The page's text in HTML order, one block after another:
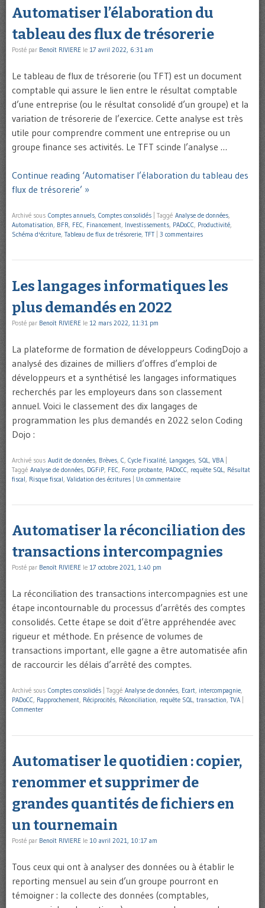
Automatiser l’élaboration du
tableau des flux de trésorerie
Posté par Benoît RIVIERE le 17 avril 2022, 6:31 am
Le tableau de flux de trésorerie (ou TFT) est un document
comptable qui assure le lien entre le résultat comptable
d’une entreprise (ou le résultat consolidé d’un groupe) et la
variation de trésorerie de l’exercice. Cette analyse est très
utile pour comprendre comment une entreprise ou un
groupe finance ses activités. Le TFT scinde l’analyse …
Continue reading ‘Automatiser l’élaboration du tableau des
flux de trésorerie’ »
Archivé sous Comptes annuels, Comptes consolidés Taggé Analyse de données,
Automatisation, BFR, FEC, Financement, Investissements, PADoCC, Productivité,
Schéma d'écriture, Tableau de flux de trésorerie, TFT 3 commentaires
Les langages informatiques les
plus demandés en 2022
Posté par Benoît RIVIERE le 12 mars 2022, 11:31 pm
La plateforme de formation de développeurs CodingDojo a
analysé des dizaines de milliers d’offres d’emploi de
développeurs et a synthétisé les langages informatiques
recherchés par les employeurs dans son classement
annuel. Voici le classement des dix langages de
programmation les plus demandés en 2022 selon Coding
Dojo :
Archivé sous Audit de données Brèves C Cycle Fiscalité Langages SQL VBA
Taggé Analyse de données DGFiP FEC Force probante PADoCC requête SQL
Résultat
fiscal Risque fiscal Validation des écritures Un commentaire
Automatiser la réconciliation des
transactions intercompagnies
Posté par Benoît RIVIERE le 17 octobre 2021, 1:40 pm
La réconciliation des transactions intercompagnies est une
étape incontournable du processus d’arrêtés des comptes
consolidés. Cette étape se doit d’être appréhendée avec
rigueur et méthode. En présence de volumes de
transactions important, elle gagne a être automatisée afin
de raccourcir les délais d’arrêté des comptes.
Archivé sous Comptes consolidés Taggé Analyse de données, Ecart, intercompagnie,
PADoCC, Rapprochement, Réciprocités, Réconciliation, requête SQL, transaction, TVA
Commenter
Automatiser le quotidien : copier,
renommer et supprimer de
grandes quantités de fichiers en
un tournemain
Posté par Benoît RIVIERE le 10 avril 2021, 10:17 am
Tous ceux qui ont à analyser des données ou à établir le
reporting mensuel au sein d’un groupe pourront en
témoigner : la collecte des données (comptables,